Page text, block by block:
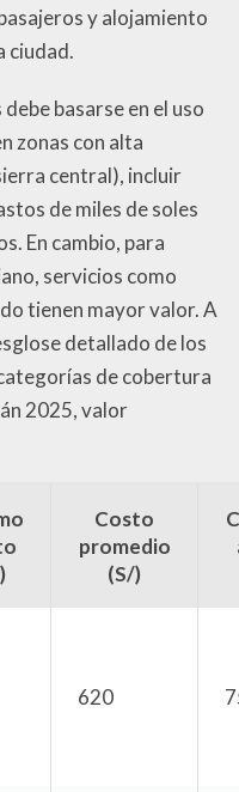
y alojamiento
ciudad.
basarse en el uso
zonas con alta
central), incluir
de miles de soles
En cambio, para
servicios como
tienen mayor valor. A
detallado de los
de cobertura
2025, valor
Costo
promedio
(S/)
620